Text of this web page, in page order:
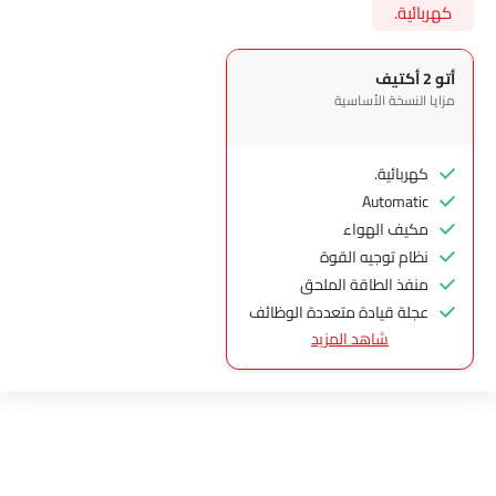
كهربائية.
أتو 2 أكتيف
مزايا النسخة الأساسية
كهربائية.
Automatic
مكيف الهواء
نظام توجيه القوة
منفذ الطاقة الملحق
عجلة قيادة متعددة الوظائف
الراديو هي AM (تعديل السعة) أو FM (تضمين التردد)،
جبهة المتحدثين
شاهد المزيد